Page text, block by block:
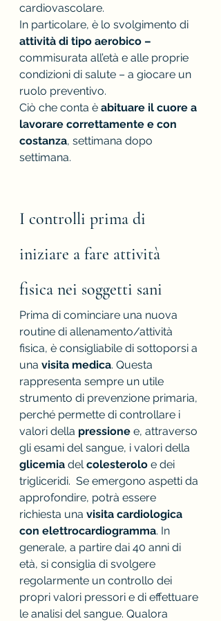
cardiovascolare.
In particolare, è lo svolgimento di
attività di tipo aerobico –
commisurata all’età e alle proprie
condizioni di salute – a giocare un
ruolo preventivo.
Ciò che conta è abituare il cuore a
lavorare correttamente e con
costanza, settimana dopo
settimana.
I controlli prima di
iniziare a fare attività
fisica nei soggetti sani
Prima di cominciare una nuova
routine di allenamento/attività
fisica, è consigliabile di sottoporsi a
una visita medica. Questa
rappresenta sempre un utile
strumento di prevenzione primaria,
perché permette di controllare i
valori della pressione e, attraverso
gli esami del sangue, i valori della
glicemia del colesterolo e dei
trigliceridi.  Se emergono aspetti da
approfondire, potrà essere
richiesta una visita cardiologica
con elettrocardiogramma. In
generale, a partire dai 40 anni di
età, si consiglia di svolgere
regolarmente un controllo dei
propri valori pressori e di effettuare
le analisi del sangue. Qualora